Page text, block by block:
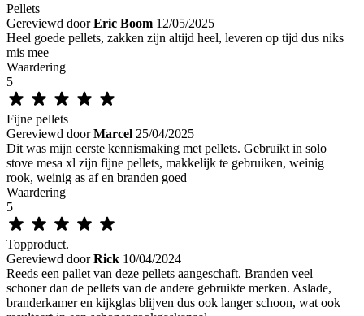
Pellets
Gereviewd door Eric Boom 12/05/2025
Heel goede pellets, zakken zijn altijd heel, leveren op tijd dus niks
mis mee
Waardering
5
Fijne pellets
Gereviewd door Marcel 25/04/2025
Dit was mijn eerste kennismaking met pellets. Gebruikt in solo
stove mesa xl zijn fijne pellets, makkelijk te gebruiken, weinig
rook, weinig as af en branden goed
Waardering
5
Topproduct.
Gereviewd door Rick 10/04/2024
Reeds een pallet van deze pellets aangeschaft. Branden veel
schoner dan de pellets van de andere gebruikte merken. Aslade,
branderkamer en kijkglas blijven dus ook langer schoon, wat ook